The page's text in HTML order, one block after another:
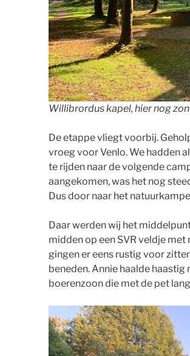
Willibrordus kapel, hier nog
De etappe vliegt voorbij.
vroeg voor Venlo. We hadden
te rijden naar de volgende
aangekomen, was het nog
Dus door naar het
Daar werden wij het
midden op een SVR veldje
gingen er eens rustig voor
beneden. Annie haalde
boerenzoon die met de pet